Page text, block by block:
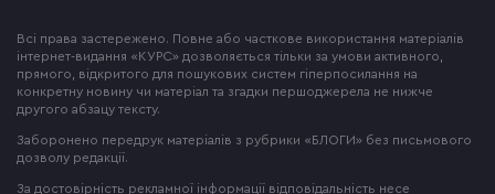
Всі права застережено. Повне або часткове використання матеріалів
інтернет-видання «КУРС» дозволяється тільки за умови активного,
прямого, відкритого для пошукових систем гіперпосилання на
конкретну новину чи матеріал та згадки першоджерела не нижче
другого абзацу тексту.
Заборонено передрук матеріалів з рубрики «БЛОГИ» без письмового
дозволу редакції.
За достовірність рекламної інформації відповідальність несе